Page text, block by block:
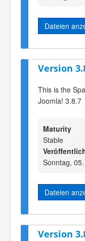
Dateien
Version
This is the
Joomla! 3.8.7
Maturity
Stable
Sonntag,
Dateien
Version